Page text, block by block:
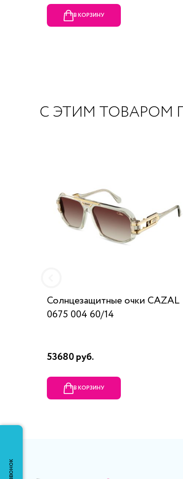
В КОРЗИНУ
С ЭТИМ ТОВАРОМ
Солнцезащитные очки CAZAL
0675 004 60/14
53680 руб.
В КОРЗИНУ